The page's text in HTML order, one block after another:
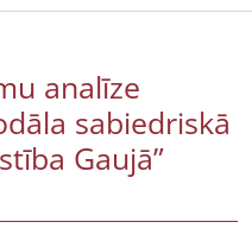
analīze
sabiedriskā
Gaujā”